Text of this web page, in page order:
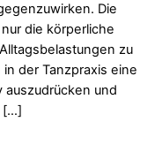
Die
die körperliche
zu
der Tanzpraxis eine
und
[…]